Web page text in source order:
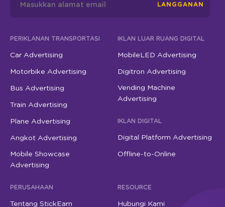
LANGGANAN
PERIKLANAN TRANSPORTASI
Car Advertising
Motorbike Advertising
Bus Advertising
Train Advertising
Plane Advertising
Angkot Advertising
Mobile Showcase
Advertising
IKLAN LUAR RUANG DIGITAL
MobileLED Advertising
Digitron Advertising
Vending Machine
Advertising
IKLAN DIGITAL
Digital Platform Advertising
Offline-to-Online
PERUSAHAAN
Tentang StickEarn
RESOURCE
Hubungi Kami